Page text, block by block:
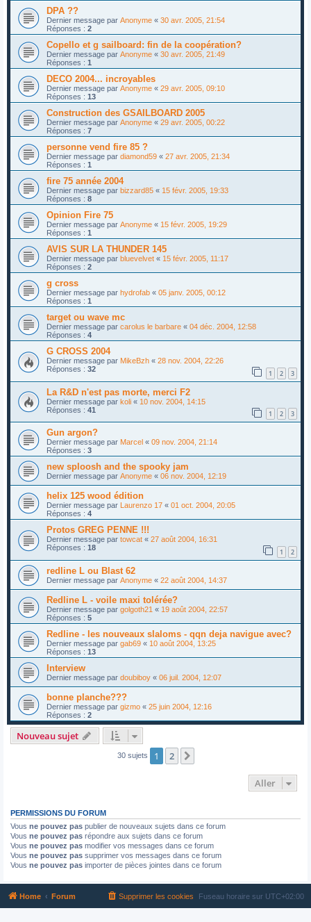
DPA ??
Dernier message par Anonyme « 30 avr. 2005, 21:54
Réponses : 2
Copello et g sailboard: fin de la coopération?
Dernier message par Anonyme « 30 avr. 2005, 21:49
Réponses : 1
DECO 2004... incroyables
Dernier message par Anonyme « 29 avr. 2005, 09:10
Réponses : 13
Construction des GSAILBOARD 2005
Dernier message par Anonyme « 29 avr. 2005, 00:22
Réponses : 7
personne vend fire 85 ?
Dernier message par diamond59 « 27 avr. 2005, 21:34
Réponses : 1
fire 75 année 2004
Dernier message par bizzard85 « 15 févr. 2005, 19:33
Réponses : 8
Opinion Fire 75
Dernier message par Anonyme « 15 févr. 2005, 19:29
Réponses : 1
AVIS SUR LA THUNDER 145
Dernier message par bluevelvet « 15 févr. 2005, 11:17
Réponses : 2
g cross
Dernier message par hydrofab « 05 janv. 2005, 00:12
Réponses : 1
target ou wave mc
Dernier message par carolus le barbare « 04 déc. 2004, 12:58
Réponses : 4
G CROSS 2004
Dernier message par MikeBzh « 28 nov. 2004, 22:26
Réponses : 32 1 2 3
La R&D n'est pas morte, merci F2
Dernier message par koli « 10 nov. 2004, 14:15
Réponses : 41 1 2 3
Gun argon?
Dernier message par Marcel « 09 nov. 2004, 21:14
Réponses : 3
new sploosh and the spooky jam
Dernier message par Anonyme « 06 nov. 2004, 12:19
helix 125 wood édition
Dernier message par Laurenzo 17 « 01 oct. 2004, 20:05
Réponses : 4
Protos GREG PENNE !!!
Dernier message par towcat « 27 août 2004, 16:31
Réponses : 18 1 2
redline L ou Blast 62
Dernier message par Anonyme « 22 août 2004, 14:37
Redline L - voile maxi tolérée?
Dernier message par golgoth21 « 19 août 2004, 22:57
Réponses : 5
Redline - les nouveaux slaloms - qqn deja navigue avec?
Dernier message par gab69 « 10 août 2004, 13:25
Réponses : 13
Interview
Dernier message par doubiboy « 06 juil. 2004, 12:07
bonne planche???
Dernier message par gizmo « 25 juin 2004, 12:16
Réponses : 2
Nouveau sujet
30 sujets 1 2
Aller
PERMISSIONS DU FORUM
Vous ne pouvez pas publier de nouveaux sujets dans ce forum
Vous ne pouvez pas répondre aux sujets dans ce forum
Vous ne pouvez pas modifier vos messages dans ce forum
Vous ne pouvez pas supprimer vos messages dans ce forum
Vous ne pouvez pas importer de pièces jointes dans ce forum
Home Forum Fuseau horaire sur UTC+02:00
Supprimer les cookies